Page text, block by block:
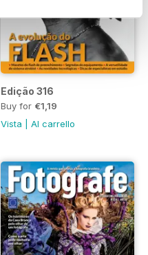
Edição 316
Buy for €1,19
Vista
Al carrello